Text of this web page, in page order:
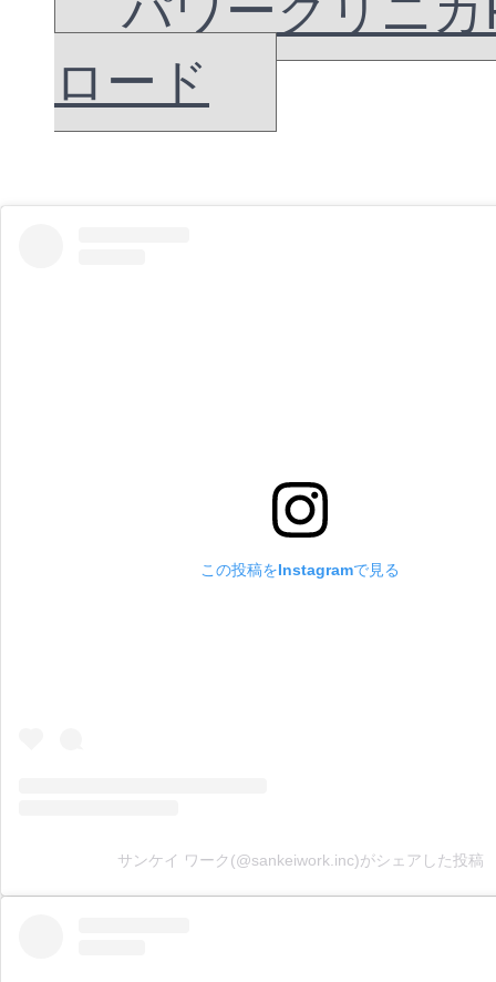
ロード
この投稿をInstagramで見る
サンケイ ワーク(@sankeiwork.inc)がシェアした投稿